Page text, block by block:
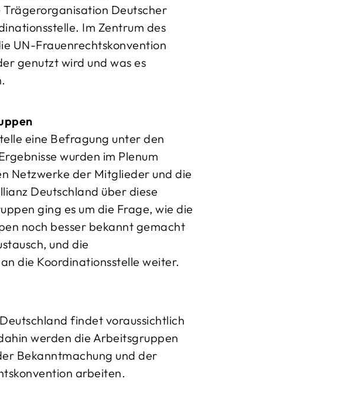
Deutscher
Im Zentrum des
UN-Frauenrechtskonvention
genutzt wird und was es
eine Befragung unter den
wurden im Plenum
Netzwerke der Mitglieder und die
Deutschland über diese
ging es um die Frage, wie die
noch besser bekannt gemacht
und die
die Koordinationsstelle weiter.
findet voraussichtlich
werden die Arbeitsgruppen
Bekanntmachung und der
arbeiten.